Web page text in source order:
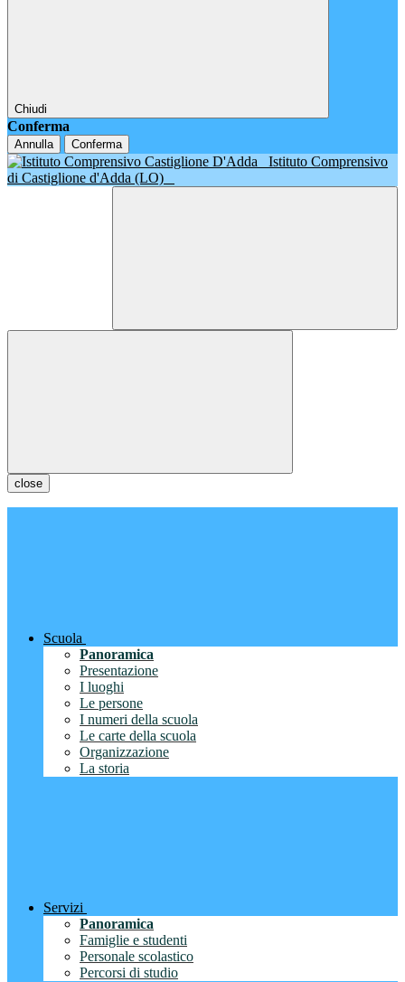
Chiudi
Conferma
Annulla Conferma
Istituto Comprensivo
di Castiglione d'Adda (LO)
close
Scuola
Panoramica
Presentazione
I luoghi
Le persone
I numeri della scuola
Le carte della scuola
Organizzazione
La storia
Servizi
Panoramica
Famiglie e studenti
Personale scolastico
Percorsi di studio